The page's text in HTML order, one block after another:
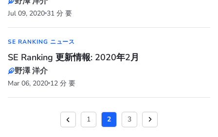
Jul 09, 2020 31 分 要
SE RANKING ニュース
SE Ranking 更新情報: 2020年2月
野澤 洋介
Mar 06, 2020 12 分 要
1 2 3